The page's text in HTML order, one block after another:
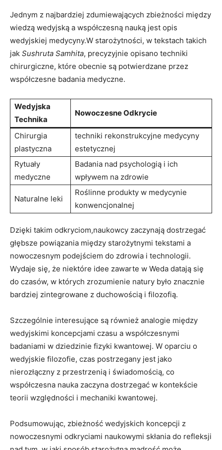
Jednym z najbardziej zdumiewających zbieżności między
wiedzą wedyjską a współczesną nauką jest opis
wedyjskiej medycyny.W starożytności, w tekstach takich
jak Sushruta Samhita, precyzyjnie opisano techniki
chirurgiczne, które obecnie są potwierdzane przez
współczesne badania medyczne.
Wedyjska
Technika
Nowoczesne Odkrycie
Chirurgia
plastyczna
techniki rekonstrukcyjne medycyny
estetycznej
Rytuały
medyczne
Badania nad psychologią i ich
wpływem na zdrowie
Naturalne leki
Roślinne produkty w medycynie
konwencjonalnej
Dzięki takim odkryciom,naukowcy zaczynają dostrzegać
głębsze powiązania między starożytnymi tekstami a
nowoczesnym podejściem do zdrowia i technologii.
Wydaje się, że niektóre idee zawarte w Weda datają się
do czasów, w których zrozumienie natury było znacznie
bardziej zintegrowane z duchowością i filozofią.
Szczególnie interesujące są również analogie między
wedyjskimi koncepcjami czasu a współczesnymi
badaniami w dziedzinie fizyki kwantowej. W oparciu o
wedyjskie filozofie, czas postrzegany jest jako
nierozłączny z przestrzenią i świadomością, co
współczesna nauka zaczyna dostrzegać w kontekście
teorii względności i mechaniki kwantowej.
Podsumowując, zbieżność wedyjskich koncepcji z
nowoczesnymi odkryciami naukowymi skłania do refleksji